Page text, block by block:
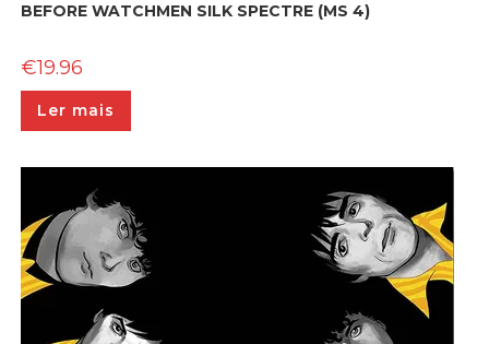
BEFORE WATCHMEN SILK SPECTRE (MS 4)
€19.96
Ler mais